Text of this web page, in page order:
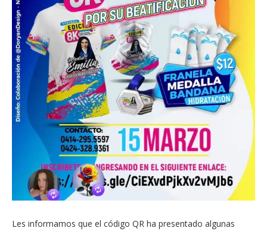
Les informamos que el código QR ha presentado algunas